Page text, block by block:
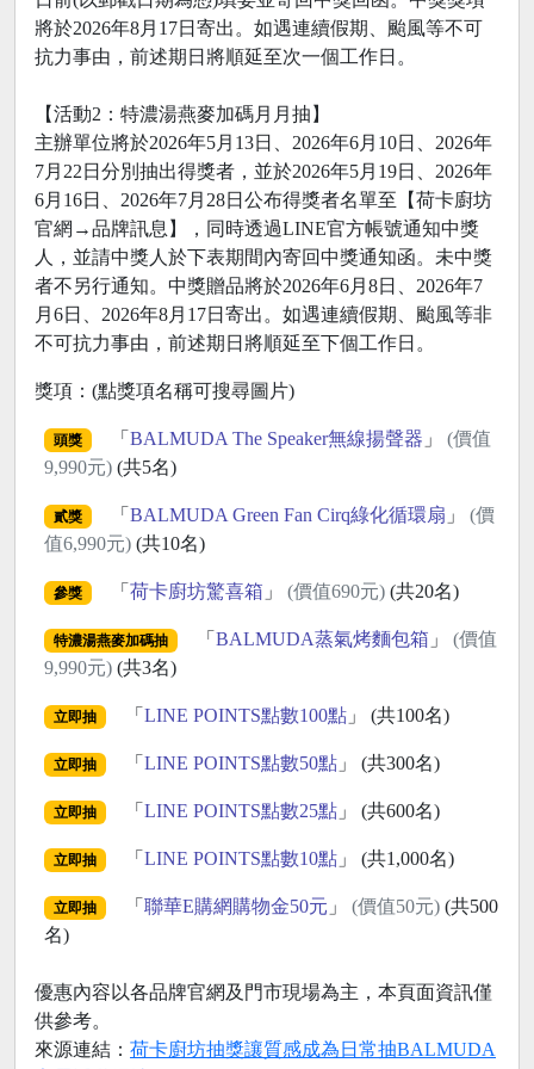
將於2026年8月17日寄出。如遇連續假期、颱風等不可
抗力事由，前述期日將順延至次一個工作日。
【活動2：特濃湯燕麥加碼月月抽】
主辦單位將於2026年5月13日、2026年6月10日、2026年
7月22日分別抽出得獎者，並於2026年5月19日、2026年
6月16日、2026年7月28日公布得獎者名單至【荷卡廚坊
官網→品牌訊息】，同時透過LINE官方帳號通知中獎
人，並請中獎人於下表期間內寄回中獎通知函。未中獎
者不另行通知。中獎贈品將於2026年6月8日、2026年7
月6日、2026年8月17日寄出。如遇連續假期、颱風等非
不可抗力事由，前述期日將順延至下個工作日。
獎項：(點獎項名稱可搜尋圖片)
頭獎 「 BALMUDA The Speaker無線揚聲器 」 (價值
9,990元) (共5名)
貳獎 「 BALMUDA Green Fan Cirq綠化循環扇 」 (價
值6,990元) (共10名)
參獎 「 荷卡廚坊驚喜箱 」 (價值690元)(共20名)
特濃湯燕麥加碼抽 「 BALMUDA蒸氣烤麵包箱 」 (價值
9,990元) (共3名)
立即抽 「 LINE POINTS點數100點」 (共100名)
立即抽 「 LINE POINTS點數50點」 (共300名)
立即抽 「 LINE POINTS點數25點」 (共600名)
立即抽 「 LINE POINTS點數10點」 (共1,000名)
立即抽 「 聯華E購網購物金50元 」 (價值50元)(共500
名)
優惠內容以各品牌官網及門市現場為主，本頁面資訊僅
供參考。
來源連結： 荷卡廚坊抽獎讓質感成為日常抽BALMUDA